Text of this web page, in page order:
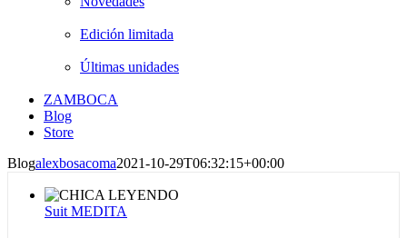
Edición limitada
Últimas unidades
ZAMBOCA
Blog
Store
Blogalexbosacoma2021-10-29T06:32:15+00:00
Suit MEDITA